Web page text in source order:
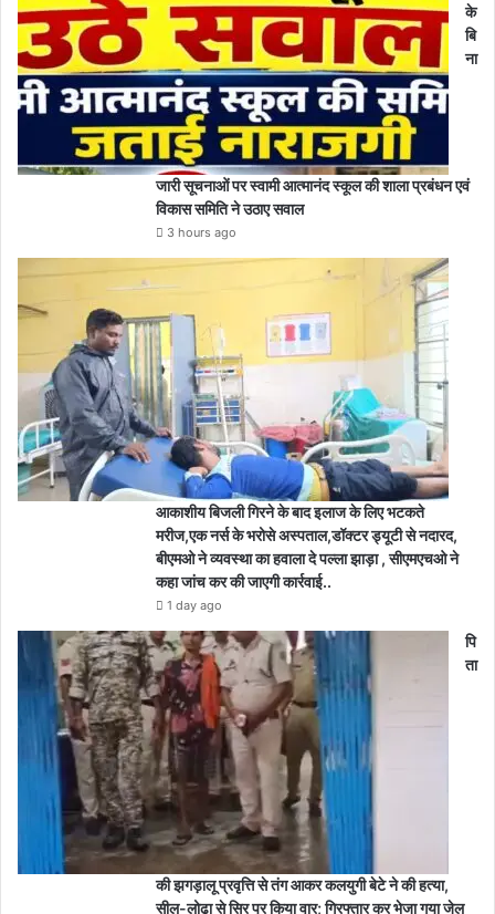
के
बि
ना
जारी सूचनाओं पर स्वामी आत्मानंद स्कूल की शाला प्रबंधन एवं
विकास समिति ने उठाए सवाल
3 hours ago
आकाशीय बिजली गिरने के बाद इलाज के लिए भटकते
मरीज,एक नर्स के भरोसे अस्पताल,डॉक्टर ड्यूटी से नदारद,
बीएमओ ने व्यवस्था का हवाला दे पल्ला झाड़ा , सीएमएचओ ने
कहा जांच कर की जाएगी कार्रवाई..
1 day ago
पि
ता
की झगड़ालू प्रवृत्ति से तंग आकर कलयुगी बेटे ने की हत्या,
सील-लोढ़ा से सिर पर किया वार; गिरफ्तार कर भेजा गया जेल